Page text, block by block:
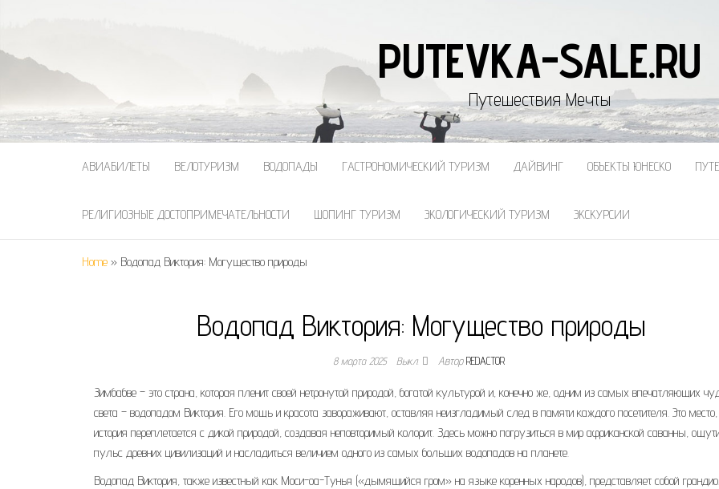
PUTEVKA-SALE.RU
Путешествия Мечты
АВИАБИЛЕТЫ ВЕЛОТУРИЗМ ВОДОПАДЫ ГАСТРОНОМИЧЕСКИЙ ТУРИЗМ ДАЙВИНГ ОБЪЕКТЫ ЮНЕСКО
РЕЛИГИОЗНЫЕ ДОСТОПРИМЕЧАТЕЛЬНОСТИ ШОПИНГ ТУРИЗМ ЭКОЛОГИЧЕСКИЙ ТУРИЗМ ЭКСКУРСИИ
Home » Водопад Виктория: Могущество природы
Водопад Виктория: Могущество природы
8 марта 2025 Выкл. АвторREDACTOR
Зимбабве – это страна, которая пленит своей нетронутой природой, богатой культурой и, конечно же, одним из самых впечатляющих
света – водопадом Виктория. Его мощь и красота завораживают, оставляя неизгладимый след в памяти каждого посетителя. Это
история переплетается с дикой природой, создавая неповторимый колорит. Здесь можно погрузиться в мир африканской саванны,
пульс древних цивилизаций и насладиться величием одного из самых больших водопадов на планете.
Водопад Виктория, также известный как Моси-оа-Тунья («дымящийся гром» на языке коренных народов), представляет собой